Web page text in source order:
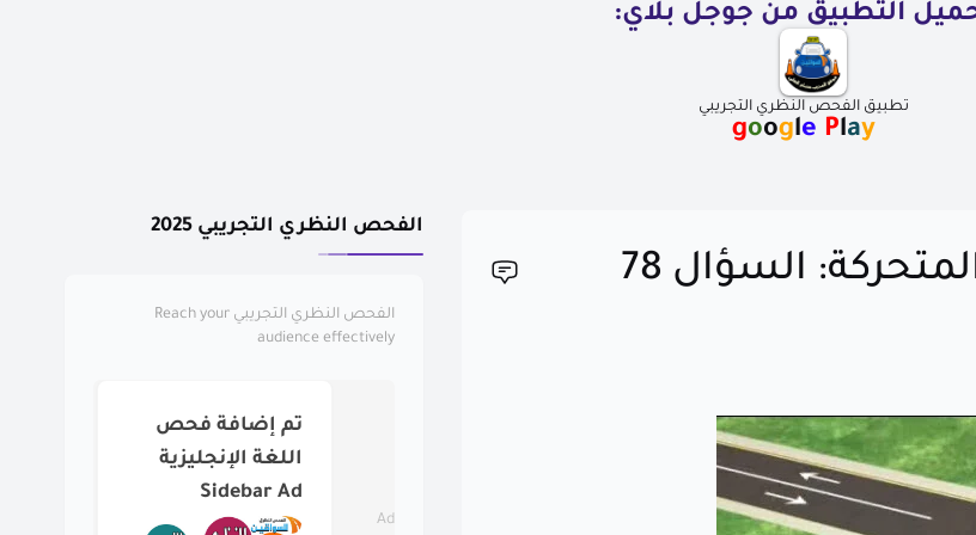
التطبيق من جوجل بلاي:
تطبيق الفحص النظري التجريبي
google Play
السؤال 78
الفحص النظري التجريبي 2025
الفحص النظري التجريبي Reach your
audience effectively
Ad
تم إضافة فحص
اللغة الإنجليزية
Sidebar Ad